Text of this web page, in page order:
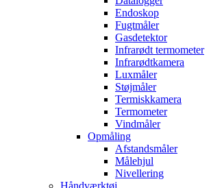
Endoskop
Fugtmåler
Gasdetektor
Infrarødt termometer
Infrarødtkamera
Luxmåler
Støjmåler
Termiskkamera
Termometer
Vindmåler
Opmåling
Afstandsmåler
Målehjul
Nivellering
Håndværktøj